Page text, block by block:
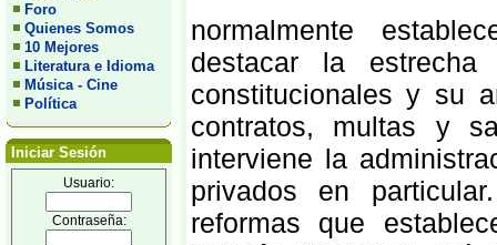
Foro
Quienes Somos
10 Mejores
Literatura e Idioma
Música - Cine
Política
Iniciar Sesión
Usuario:
Contraseña:
normalmente
destacar la estrecha
constitucionales y su
contratos, multas y
interviene la
privados en
reformas que